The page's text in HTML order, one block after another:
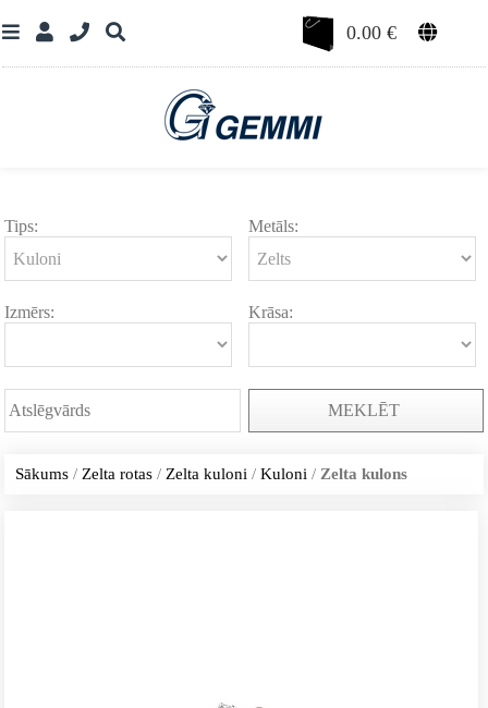
0.00€
Tips: Metāls:
Izmērs: Krāsa:
MEKLĒT
Sākums / Zelta rotas / Zelta kuloni /Kuloni / Zelta kulons